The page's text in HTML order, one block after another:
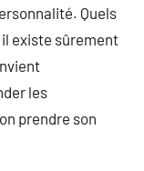
Quels
il existe sûrement
les
prendre son